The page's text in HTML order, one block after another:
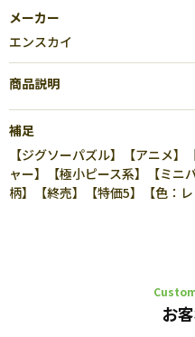
メーカー
エンスカイ
商品説明
補足
【ジグソーパズル】【アニメ
ャー】【極小ピース系】【ミニ
柄】【終売】【特価5】【色：レ
お